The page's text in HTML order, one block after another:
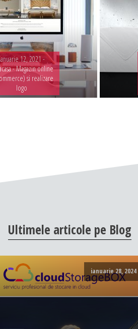
12, 2021 -
- Magazin online
si realizare
logo
Ultimele articole pe Blog
ianuarie 28, 2024